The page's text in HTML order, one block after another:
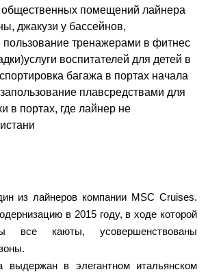
из лайнеров компании MSC Cruises.
в 2015 году, в ходе которой
все каюты, усовершенствованы
выдержан в элегантном итальянском
помещений лайнера
джакузи у бассейнов,
пользование тренажерами в фитнес
воспитателей для детей в
багажа в портах начала
плавсредствами для
в портах, где лайнер не